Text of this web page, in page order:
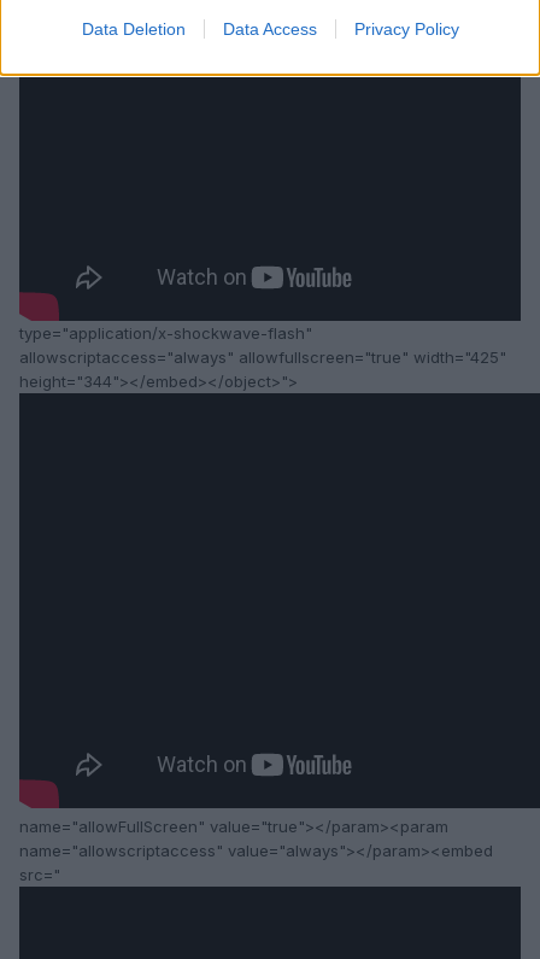
Data Deletion Data Access Privacy Policy
type="application/x-shockwave-flash"
allowscriptaccess="always" allowfullscreen="true" width="425"
height="344"></embed></object>">
name="allowFullScreen" value="true"></param><param
name="allowscriptaccess" value="always"></param><embed
src="